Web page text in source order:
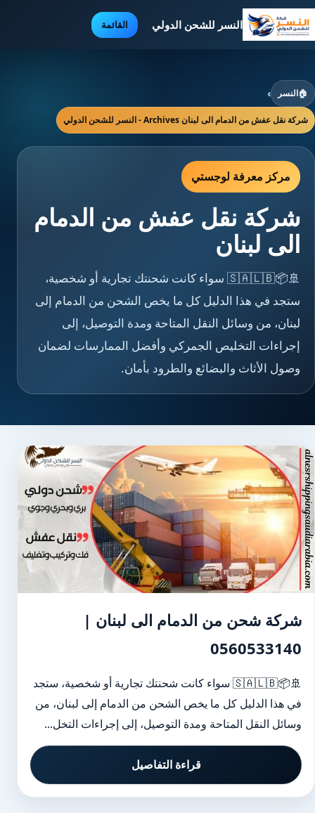
النسر للشحن الدولي القائمة
🏠النسر ›
شركة نقل عفش من الدمام الى لبنان Archives - النسر للشحن الدولي
مركز معرفة لوجستي
شركة نقل عفش من الدمام
الى لبنان
🚢📦🇸🇦🇱🇧 سواء كانت شحنتك تجارية أو شخصية،
ستجد في هذا الدليل كل ما يخص الشحن من الدمام إلى
لبنان، من وسائل النقل المتاحة ومدة التوصيل، إلى
إجراءات التخليص الجمركي وأفضل الممارسات لضمان
وصول الأثاث والبضائع والطرود بأمان.
شركة شحن من الدمام الى لبنان |
0560533140
🚢📦🇸🇦🇱🇧 سواء كانت شحنتك تجارية أو شخصية، ستجد
في هذا الدليل كل ما يخص الشحن من الدمام إلى لبنان، من
وسائل النقل المتاحة ومدة التوصيل، إلى إجراءات التخل...
قراءة التفاصيل